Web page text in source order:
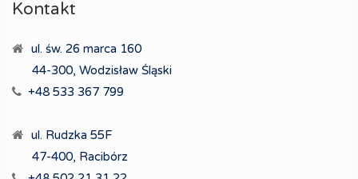
Kontakt
ul. św. 26 marca 160
44-300, Wodzisław Śląski
+48 533 367 799
ul. Rudzka 55F
47-400, Racibórz